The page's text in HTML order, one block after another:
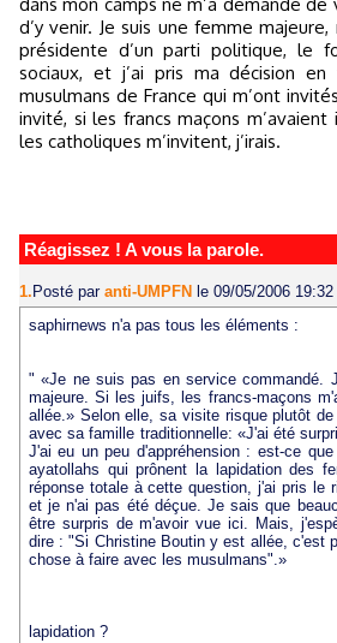
d’y venir. Je suis une femme
présidente d’un parti politique, le
sociaux, et j’ai pris ma décision en
musulmans de France qui m’ont
invité, si les francs maçons m’avaient
les catholiques m’invitent, j’irais.
Réagissez ! A vous la parole.
1. Posté par anti-UMPFN le 09/05/2006 19:32
saphirnews n'a pas tous les éléments :
" «Je ne suis pas en service commandé.
majeure. Si les juifs, les francs-maçons
allée.» Selon elle, sa visite risque plutôt
avec sa famille traditionnelle: «J'ai été
J'ai eu un peu d'appréhension : est-ce
ayatollahs qui prônent la lapidation des
réponse totale à cette question, j'ai pris le
et je n'ai pas été déçue. Je sais que
être surpris de m'avoir vue ici. Mais,
dire : "Si Christine Boutin y est allée, c'est
chose à faire avec les musulmans".»
lapidation ?